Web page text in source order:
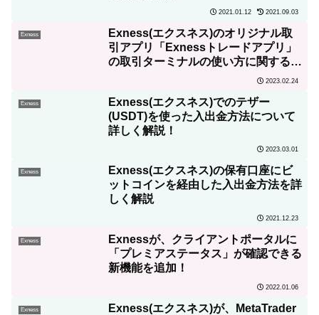
2021.01.12 2021.09.03
Exness
Exness(エクスネス)のオリジナル取
引アプリ「Exnessトレードアプリ」
の取引ターミナルの使い方に関する完
2023.02.24
Exness
Exness(エクスネス)でのテザー
(USDT)を使った入出金方法について
詳しく解説！
2023.03.01
Exness
Exness(エクスネス)の保有口座にビ
ットコインを経由した入出金方法を詳
しく解説
2021.12.23
Exness
Exnessが、クライアントポータルに
「プレミアステータス」が確認できる
新機能を追加！
2022.01.06
Exness
Exness(エクスネス)が、MetaTrader